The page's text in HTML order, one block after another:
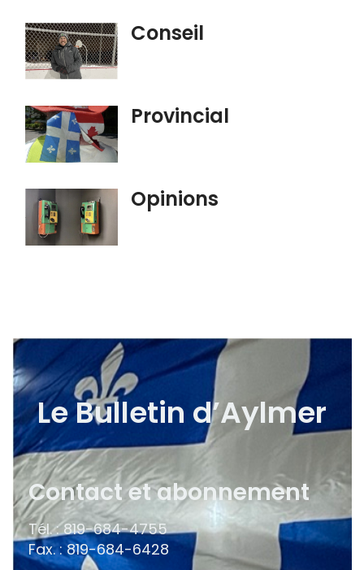
Conseil
Provincial
Opinions
Le Bulletin d’Aylmer
Contact et abonnement
Tél. : 819-684-4755
Fax. : 819-684-6428